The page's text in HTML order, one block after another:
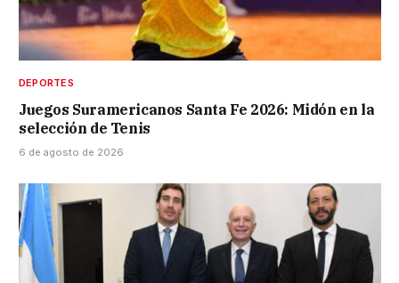
DEPORTES
Juegos Suramericanos Santa Fe 2026: Midón en la
selección de Tenis
6 de agosto de 2026